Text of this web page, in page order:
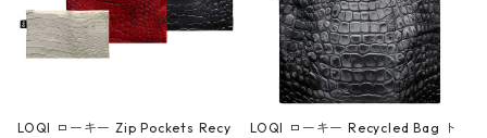
LOQI ローキー Zip Pockets Recy
LOQI ローキー Recycled Bag ト